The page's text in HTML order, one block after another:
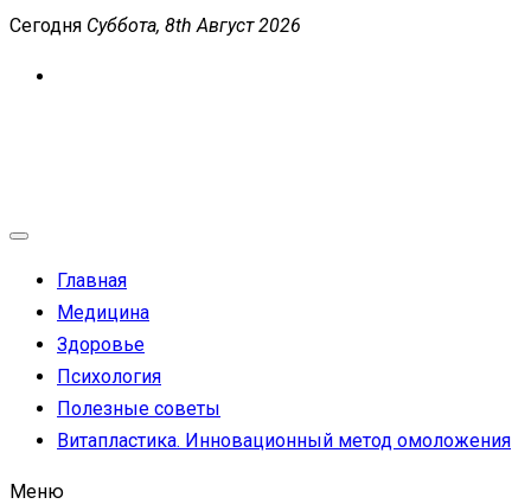
Перейти
Сегодня Суббота, 8th Август 2026
Главная
Медицина
Здоровье
Психология
Полезные советы
Витапластика. Инновационный метод омоложения
Меню